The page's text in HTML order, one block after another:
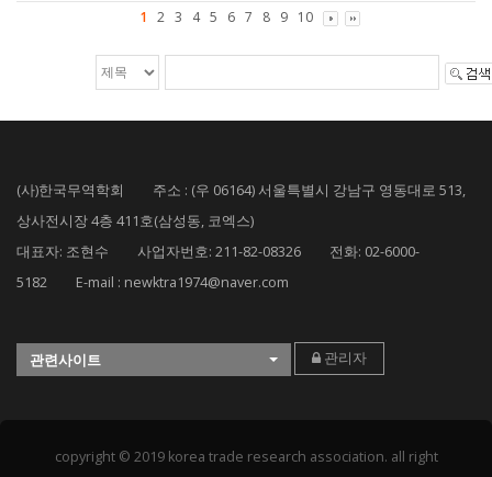
1 2 3 4 5 6 7 8 9 10
(사)한국무역학회 주소 : (우 06164) 서울특별시 강남구 영동대로 513,
상사전시장 4층 411호(삼성동, 코엑스)
대표자: 조현수 사업자번호: 211-82-08326 전화: 02-6000-
5182 E-mail : newktra1974@naver.com
관련사이트 관리자
copyright © 2019 korea trade research association. all right